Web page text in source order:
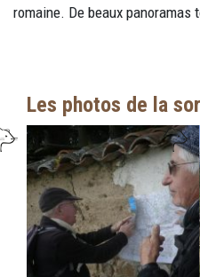
romaine. De beaux panoramas
Les photos de la